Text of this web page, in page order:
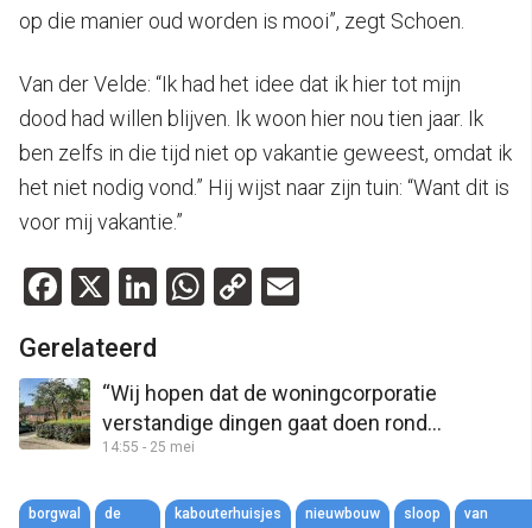
op die manier oud worden is mooi”, zegt Schoen.
Van der Velde: “Ik had het idee dat ik hier tot mijn
dood had willen blijven. Ik woon hier nou tien jaar. Ik
ben zelfs in die tijd niet op vakantie geweest, omdat ik
het niet nodig vond.” Hij wijst naar zijn tuin: “Want dit is
voor mij vakantie.”
Facebook
X LinkedIn
WhatsApp
Copy
Gerelateerd
“Wij hopen dat de woningcorporatie
verstandige dingen gaat doen rond
kabouterhuisjes”
14:55 - 25 mei
borgwal
de
kabouterhuisjes nieuwbouw sloop
van